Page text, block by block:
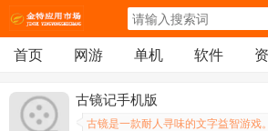
首页 网游 单机 软件
古镜记手机版
古镜是一款耐人寻味的文字益智游戏